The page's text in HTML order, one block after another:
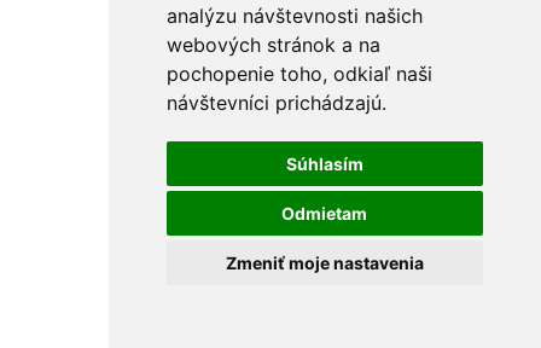
analýzu návštevnosti našich
webových stránok a na
pochopenie toho, odkiaľ naši
návštevníci prichádzajú.
Súhlasím
Odmietam
Zmeniť moje nastavenia